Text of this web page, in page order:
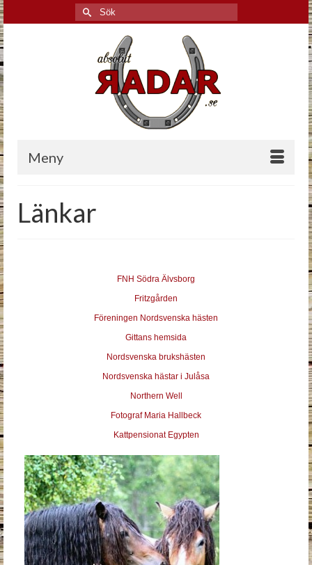
Search
for:
Meny
Länkar
FNH Södra Älvsborg
Fritzgården
Föreningen Nordsvenska hästen
Gittans hemsida
Nordsvenska brukshästen
Nordsvenska hästar i Julåsa
Northern Well
Fotograf Maria Hallbeck
Kattpensionat Egypten